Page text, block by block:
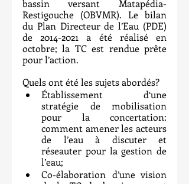
bassin versant Matapédia-
Restigouche (OBVMR). Le bilan
du Plan Directeur de l’Eau (PDE)
de 2014-2021 a été réalisé en
octobre; la TC est rendue prête
pour l’action.
Quels ont été les sujets abordés?
Établissement d‘une
stratégie de mobilisation
pour la concertation:
comment amener les acteurs
de l’eau à discuter et
réseauter pour la gestion de
l’eau;
Co-élaboration d’une vision